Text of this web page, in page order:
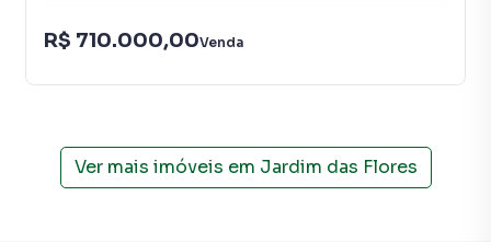
R$ 710.000,00Venda
Ver mais imóveis em Jardim das Flores